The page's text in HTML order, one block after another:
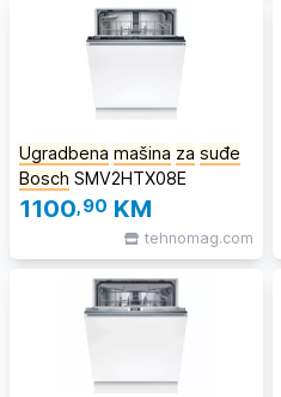
Ugradbena mašina za suđe
Bosch SMV2HTX08E
1100,90 KM
tehnomag.com